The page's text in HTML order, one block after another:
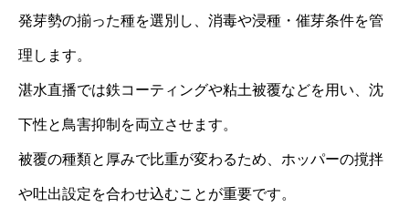
発芽勢の揃った種を選別し、消毒や浸種・催芽条件を管
理します。
湛水直播では鉄コーティングや粘土被覆などを用い、沈
下性と鳥害抑制を両立させます。
被覆の種類と厚みで比重が変わるため、ホッパーの撹拌
や吐出設定を合わせ込むことが重要です。